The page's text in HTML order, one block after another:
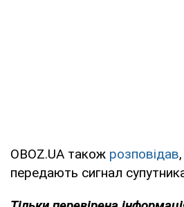
OBOZ.UA також розповідав
передають сигнал